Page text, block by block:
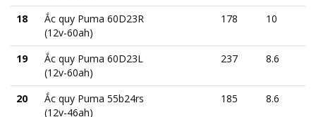
18
Ắc quy Puma 60D23R
(12v-60ah)
178 10
19
Ắc quy Puma 60D23L
(12v-60ah)
237 8.6
20
Ắc quy Puma 55b24rs
(12v-46ah)
185 8.6